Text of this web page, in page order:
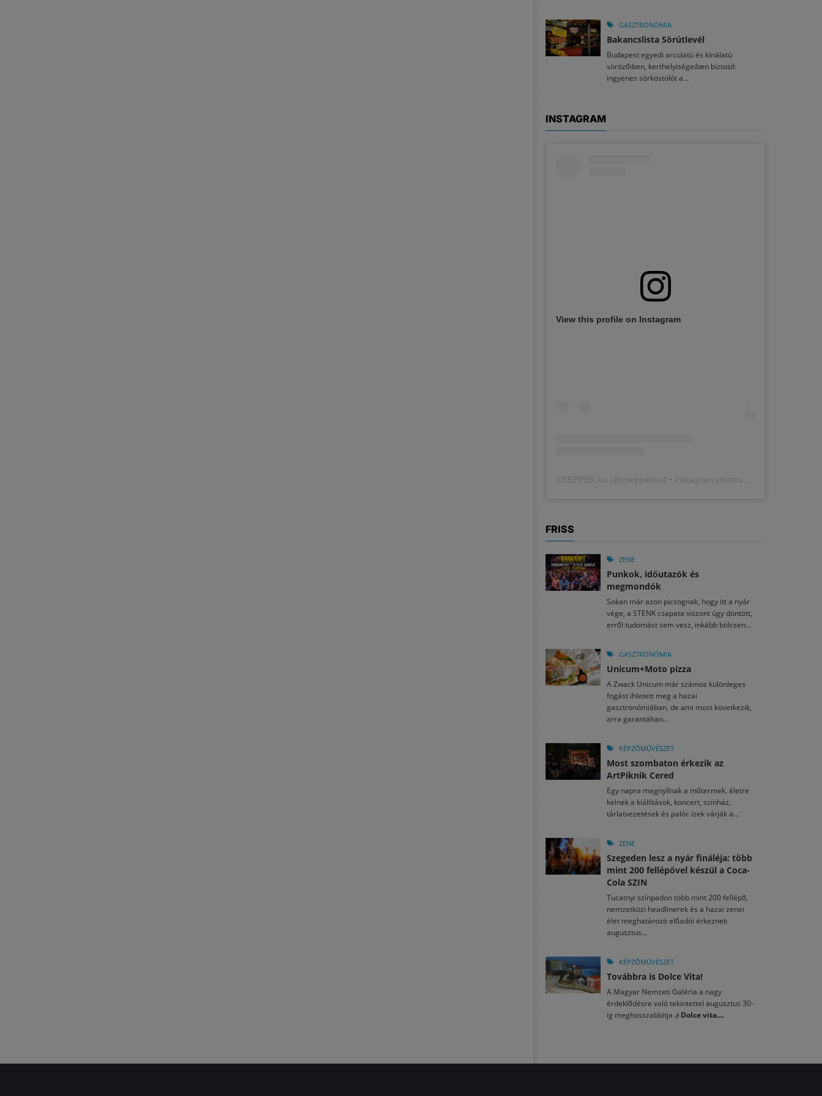
GASZTRONÓMIA
Bakancslista Sörútlevél
Budapest egyedi arculatú és kínálatú
sörözőiben, kerthelyiségeiben biztosít
ingyenes sörkóstolót a...
INSTAGRAM
View this profile on Instagram
CSEPPEK.hu (@cseppekhu ) • Instagram photos and videos
FRISS
ZENE
Punkok, időutazók és
megmondók
Sokan már azon picsognak, hogy itt a nyár
vége, a STENK csapata viszont úgy döntött,
erről tudomást sem vesz, inkább bölcsen...
GASZTRONÓMIA
Unicum+Moto pizza
A Zwack Unicum már számos különleges
fogást ihletett meg a hazai
gasztronómiában, de ami most következik,
arra garantáltan...
KÉPZŐMŰVÉSZET
Most szombaton érkezik az
ArtPiknik Cered
Egy napra megnyílnak a műtermek, életre
kelnek a kiállítások, koncert, színház,
tárlatvezetések és palóc ízek várják a...
ZENE
Szegeden lesz a nyár fináléja: több
mint 200 fellépővel készül a Coca-
Cola SZIN
Tucatnyi színpadon több mint 200 fellépő,
nemzetközi headlinerek és a hazai zenei
élet meghatározó előadói érkeznek
augusztus...
KÉPZŐMŰVÉSZET
Továbbra is Dolce Vita!
A Magyar Nemzeti Galéria a nagy
érdeklődésre való tekintettel augusztus 30-
ig meghosszabbítja a Dolce vita....